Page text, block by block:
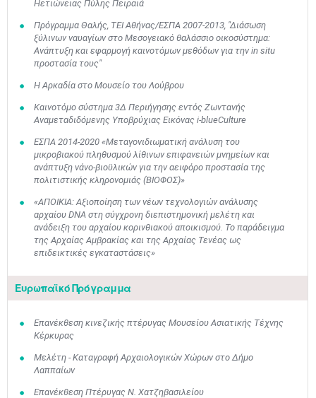
Ηετιώνειας Πύλης Πειραιά
Πρόγραμμα Θαλής, ΤΕΙ Αθήνας/ΕΣΠΑ 2007-2013, "Διάσωση
ξύλινων ναυαγίων στο Μεσογειακό θαλάσσιο οικοσύστημα:
Ανάπτυξη και εφαρμογή καινοτόμων μεθόδων για την in situ
προστασία τους"
Η Αρκαδία στο Μουσείο του Λούβρου
Καινοτόμο σύστημα 3Δ Περιήγησης εντός Ζωντανής
Αναμεταδιδόμενης Υποβρύχιας Εικόνας i-blueCulture
ΕΣΠΑ 2014-2020 «Μεταγονιδιωματική ανάλυση του
μικροβιακού πληθυσμού λίθινων επιφανειών μνημείων και
ανάπτυξη νάνο-βιοϋλικών για την αειφόρο προστασία της
πολιτιστικής κληρονομιάς (ΒΙΟΦΟΣ)»
«ΑΠΟΙΚΙΑ: Αξιοποίηση των νέων τεχνολογιών ανάλυσης
αρχαίου DNA στη σύγχρονη διεπιστημονική μελέτη και
ανάδειξη του αρχαίου κορινθιακού αποικισμού. Το παράδειγμα
της Αρχαίας Αμβρακίας και της Αρχαίας Τενέας ως
επιδεικτικές εγκαταστάσεις»
Ευρωπαϊκό Πρόγραμμα
Επανέκθεση κινεζικής πτέρυγας Μουσείου Ασιατικής Τέχνης
Κέρκυρας
Μελέτη - Καταγραφή Αρχαιολογικών Χώρων στο Δήμο
Λαππαίων
Επανέκθεση Πτέρυγας Ν. Χατζηβασιλείου